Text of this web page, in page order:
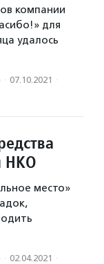
компании
для
удалось
· 07.10.2021 ·
НКО
место»
· 02.04.2021 ·